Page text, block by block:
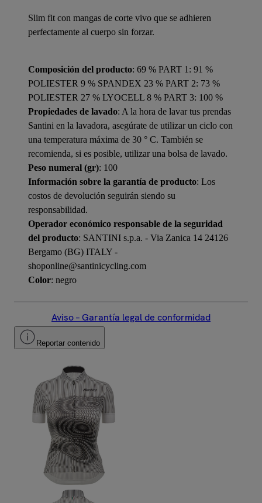
Slim fit con mangas de corte vivo que se adhieren
perfectamente al cuerpo sin forzar.
Composición del producto: 69 % PART 1: 91 %
POLIESTER 9 % SPANDEX 23 % PART 2: 73 %
POLIESTER 27 % LYOCELL 8 % PART 3: 100 %
Propiedades de lavado: A la hora de lavar tus prendas
Santini en la lavadora, asegúrate de utilizar un ciclo con
una temperatura máxima de 30 ° C. También se
recomienda, si es posible, utilizar una bolsa de lavado.
Peso numeral (gr): 100
Información sobre la garantía de producto: Los
costos de devolución seguirán siendo su
responsabilidad.
Operador económico responsable de la seguridad
del producto: SANTINI s.p.a. - Via Zanica 14 24126
Bergamo (BG) ITALY -
shoponline@santinicycling.com
Color: negro
Aviso – Garantía legal de conformidad
Reportar contenido